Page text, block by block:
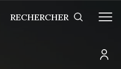
RECHERCHER